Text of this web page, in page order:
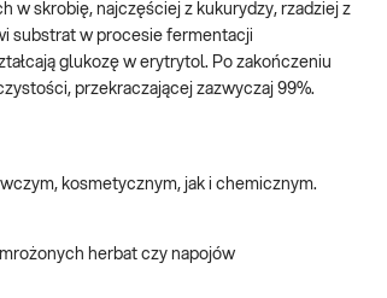
w skrobię, najczęściej z kukurydzy, rzadziej z
substrat w procesie fermentacji
glukozę w erytrytol. Po zakończeniu
przekraczającej zazwyczaj 99%.
kosmetycznym, jak i chemicznym.
herbat czy napojów